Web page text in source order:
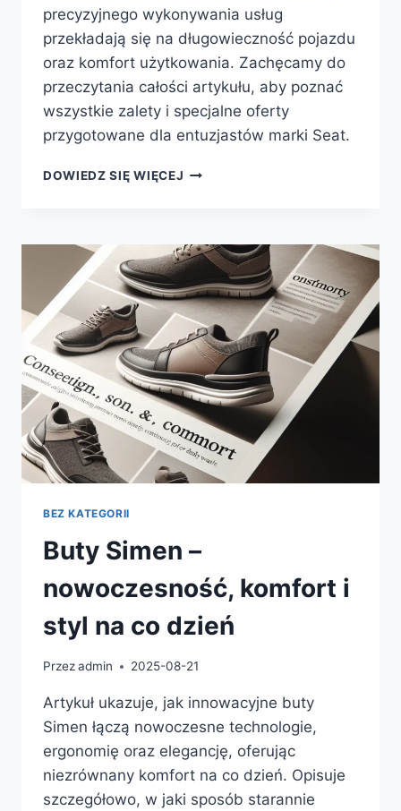
precyzyjnego wykonywania usług
przekładają się na długowieczność pojazdu
oraz komfort użytkowania. Zachęcamy do
przeczytania całości artykułu, aby poznać
wszystkie zalety i specjalne oferty
przygotowane dla entuzjastów marki Seat.
DOWIEDZ SIĘ WIĘCEJ PROFESJONALNY
W
TORUNIU
–
TWOJE
AUTO
W
DOBRYCH
RĘKACH
BEZ KATEGORII
Buty Simen –
nowoczesność, komfort i
styl na co dzień
Przezadmin 2025-08-21
Artykuł ukazuje, jak innowacyjne buty
Simen łączą nowoczesne technologie,
ergonomię oraz elegancję, oferując
niezrównany komfort na co dzień. Opisuje
szczegółowo, w jaki sposób starannie